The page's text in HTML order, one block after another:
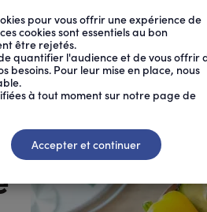
pour vous offrir une expérience de
cookies sont essentiels au bon
être rejetés.
quantifier l'audience et de vous offrir
besoins. Pour leur mise en place, nous
à tout moment sur notre page de
Accepter et continuer